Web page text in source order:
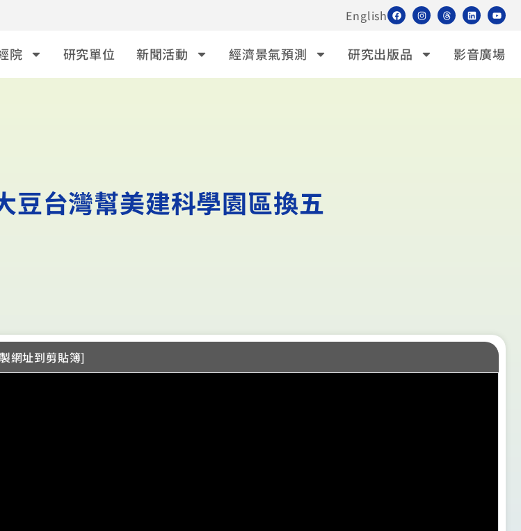
English
院 研究單位 新聞活動 經濟景氣預測 研究出版品 影音廣場
豆台灣幫美建科學園區換五
址到剪貼簿]